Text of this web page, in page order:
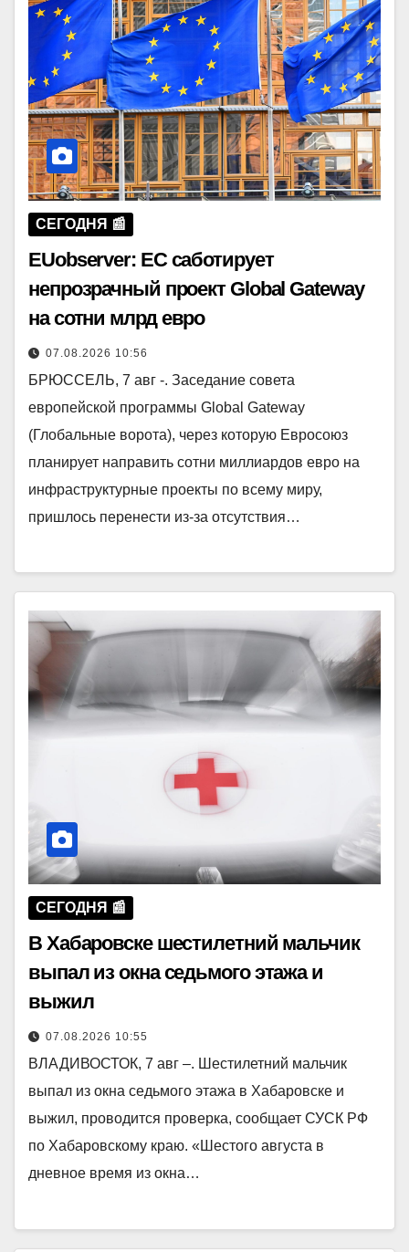
СЕГОДНЯ 📰
EUobserver: ЕС саботирует
непрозрачный проект Global Gateway
на сотни млрд евро
07.08.2026 10:56
БРЮССЕЛЬ, 7 авг -. Заседание совета
европейской программы Global Gateway
(Глобальные ворота), через которую Евросоюз
планирует направить сотни миллиардов евро на
инфраструктурные проекты по всему миру,
пришлось перенести из-за отсутствия…
СЕГОДНЯ 📰
В Хабаровске шестилетний мальчик
выпал из окна седьмого этажа и
выжил
07.08.2026 10:55
ВЛАДИВОСТОК, 7 авг –. Шестилетний мальчик
выпал из окна седьмого этажа в Хабаровске и
выжил, проводится проверка, сообщает СУСК РФ
по Хабаровскому краю. «Шестого августа в
дневное время из окна…